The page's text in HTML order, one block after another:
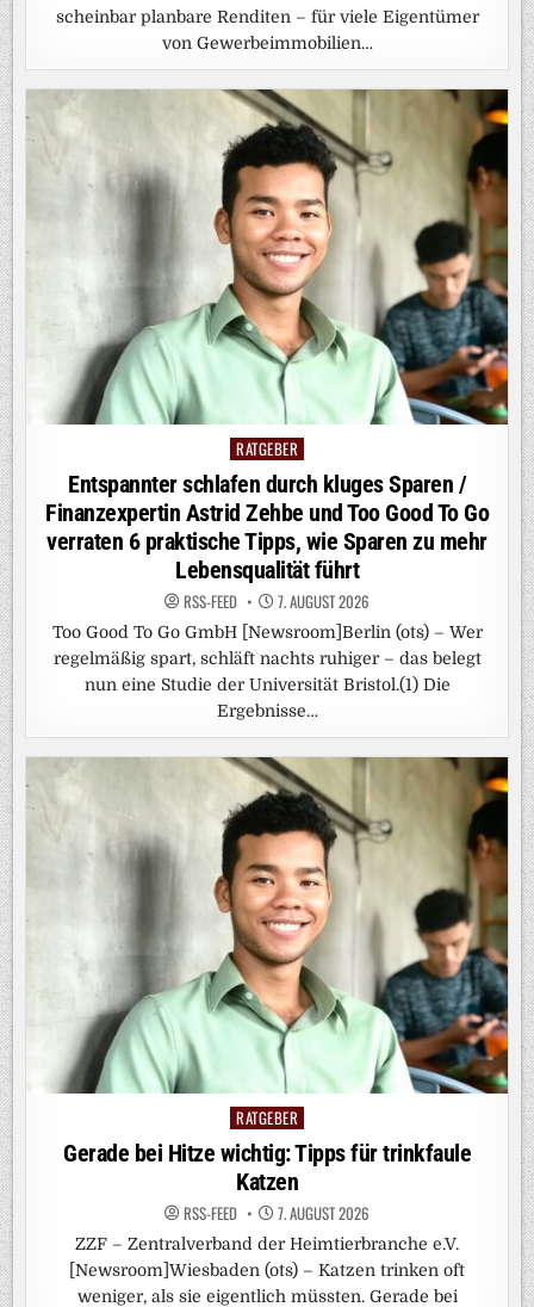
scheinbar planbare Renditen – für viele Eigentümer
von Gewerbeimmobilien…
Posted
in
RATGEBER
Entspannter schlafen durch kluges Sparen /
Finanzexpertin Astrid Zehbe und Too Good To Go
verraten 6 praktische Tipps, wie Sparen zu mehr
Lebensqualität führt
RSS-FEED 7. AUGUST 2026
Too Good To Go GmbH [Newsroom]Berlin (ots) – Wer
regelmäßig spart, schläft nachts ruhiger – das belegt
nun eine Studie der Universität Bristol.(1) Die
Ergebnisse…
Posted
in
RATGEBER
Gerade bei Hitze wichtig: Tipps für trinkfaule
Katzen
RSS-FEED 7. AUGUST 2026
ZZF – Zentralverband der Heimtierbranche e.V.
[Newsroom]Wiesbaden (ots) – Katzen trinken oft
weniger, als sie eigentlich müssten. Gerade bei